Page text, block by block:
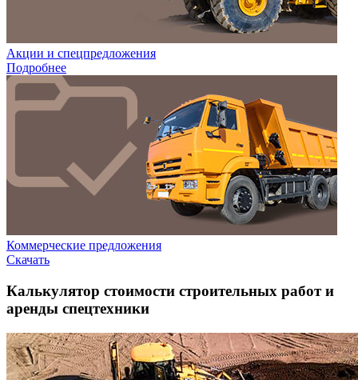
Акции и спецпредложения
Подробнее
Коммерческие предложения
Скачать
Калькулятор стоимости строительных работ и
аренды спецтехники